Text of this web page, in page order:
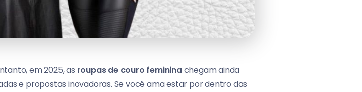
em 2025, as roupas de couro femininachegam ainda
e propostas inovadoras. Se você ama estar por dentro das